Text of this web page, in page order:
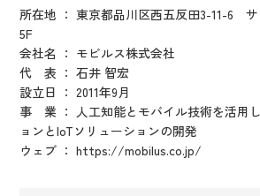
所在地 ： 東京都品川区西五反田3-11-6
5F
会社名 ： モビルス株式会社
代 表 ： 石井 智宏
設立日 ： 2011年9月
事 業 ： 人工知能とモバイル技術を活用
ョンとIoTソリューションの開発
ウェブ ： https://mobilus.co.jp/